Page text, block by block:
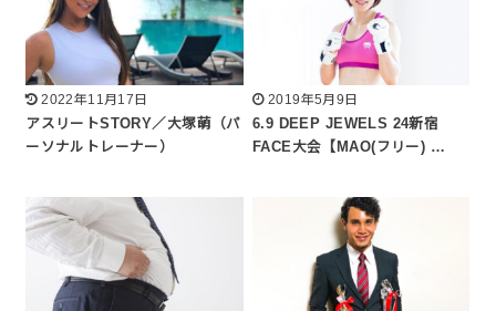
2022年11月17日
アスリートSTORY／大塚萌（パ
ーソナルトレーナー）
2019年5月9日
6.9 DEEP JEWELS 24新宿
FACE大会【MAO(フリー) …